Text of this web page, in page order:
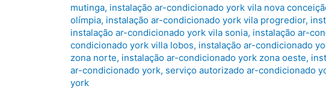
mutinga, instalação ar-condicionado york vila nova
olímpia, instalação ar-condicionado york vila progredior,
instalação ar-condicionado york vila sonia, instalação ar-
condicionado york villa lobos, instalação ar-condicionado
zona norte, instalação ar-condicionado york zona oeste,
ar-condicionado york, serviço autorizado ar-condicionado
york